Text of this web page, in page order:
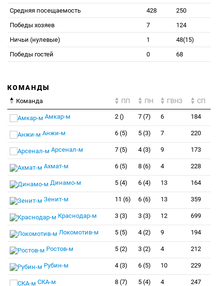
Средняя посещаемость
428
250
Победы хозяев
7
124
Ничьи (нулевые)
1
48(15)
Победы гостей
0 68
КОМАНДЫ
Команда ПП ПН ГВНЗ СП
Амкар-м 2 () 7 (7) 6 184
Анжи-м 6 (5) 5 (3) 7 220
Арсенал-м 7 (5) 4 (3) 9 173
Ахмат-м 6 (5) 8 (6) 4 228
Динамо-м 5 (4) 6 (4) 13 164
Зенит-м 11 (6) 6 (6) 13 359
Краснодар-м 3 (3) 3 (3) 12 699
Локомотив-м 5 (5) 4 (2) 9 194
Ростов-м 5 (2) 3 (2) 4 212
Рубин-м 4 (3) 6 (5) 10 229
СКА-м 8 (7) 5 (4) 4 247